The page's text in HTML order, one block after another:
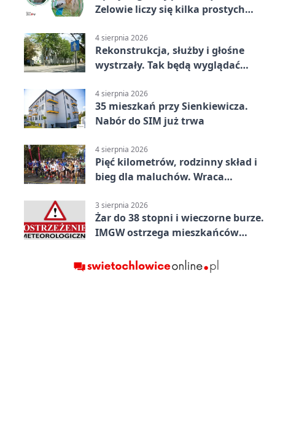
Zelowie liczy się kilka prostych
4 sierpnia 2026
Rekonstrukcja, służby i głośne
wystrzały. Tak będą wyglądać
4 sierpnia 2026
35 mieszkań przy Sienkiewicza.
Nabór do SIM już trwa
4 sierpnia 2026
Pięć kilometrów, rodzinny skład i
bieg dla maluchów. Wraca
3 sierpnia 2026
Żar do 38 stopni i wieczorne burze.
IMGW ostrzega mieszkańców